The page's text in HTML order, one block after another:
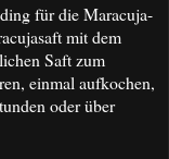
für die Maracuja-
mit dem
Saft zum
einmal aufkochen,
oder über